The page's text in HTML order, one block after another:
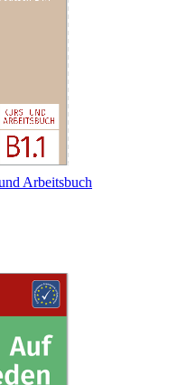
Arbeitsbuch